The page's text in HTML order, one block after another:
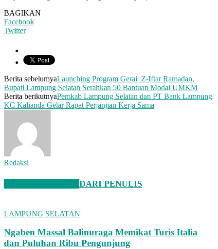
BAGIKAN
Facebook
Twitter
Berita sebelumyaLaunching Program Gerai Z-Iftar Ramadan,
Bupati Lampung Selatan Serahkan 50 Bantuan Modal UMKM
Berita berikutnyaPemkab Lampung Selatan dan PT Bank Lampung
KC Kalianda Gelar Rapat Perjanjian Kerja Sama
Redaksi
DARI PENULIS
LAMPUNG SELATAN
Ngaben Massal Balinuraga Memikat Turis Italia
dan Puluhan Ribu Pengunjung